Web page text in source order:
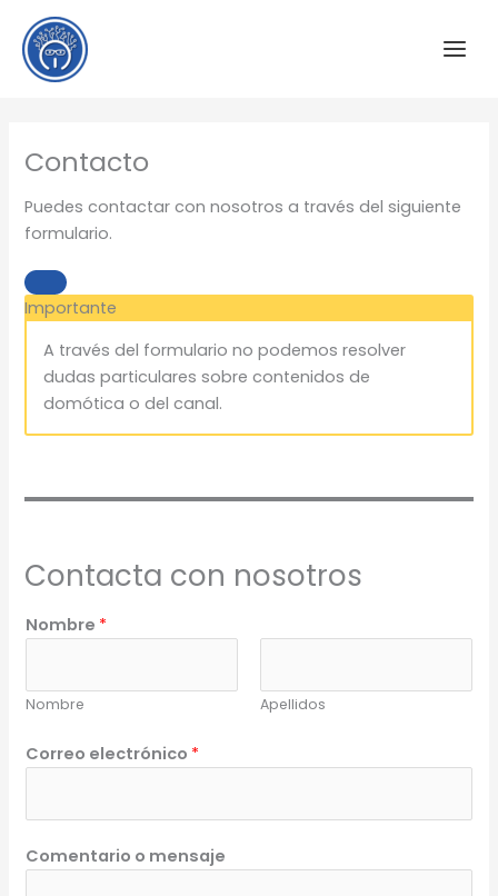
contenido
Contacto
Puedes contactar con nosotros a través del siguiente
formulario.
Importante
A través del formulario no podemos resolver
dudas particulares sobre contenidos de
domótica o del canal.
Contacta con nosotros
Nombre *
Nombre Apellidos
Correo electrónico *
Comentario o mensaje